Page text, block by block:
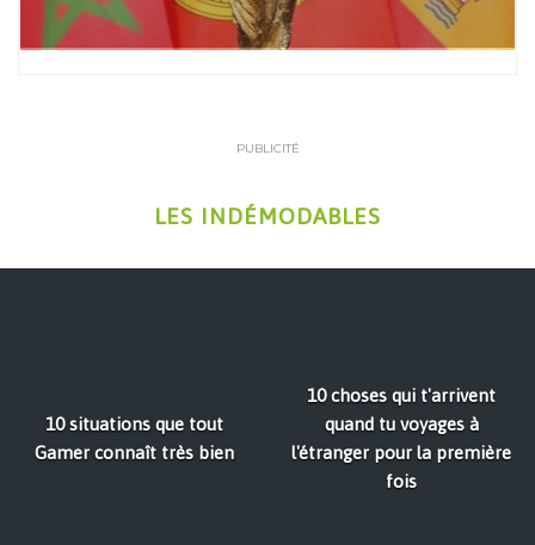
PUBLICITÉ
LES INDÉMODABLES
10 situations que tout
Gamer connaît très bien
10 choses qui t'arrivent
quand tu voyages à
l'étranger pour la première
fois